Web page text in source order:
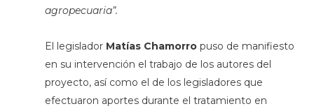
agropecuaria”.
El legislador Matías Chamorropuso de manifiesto
en su intervención el trabajo de los autores del
proyecto, así como el de los legisladores que
efectuaron aportes durante el tratamiento en